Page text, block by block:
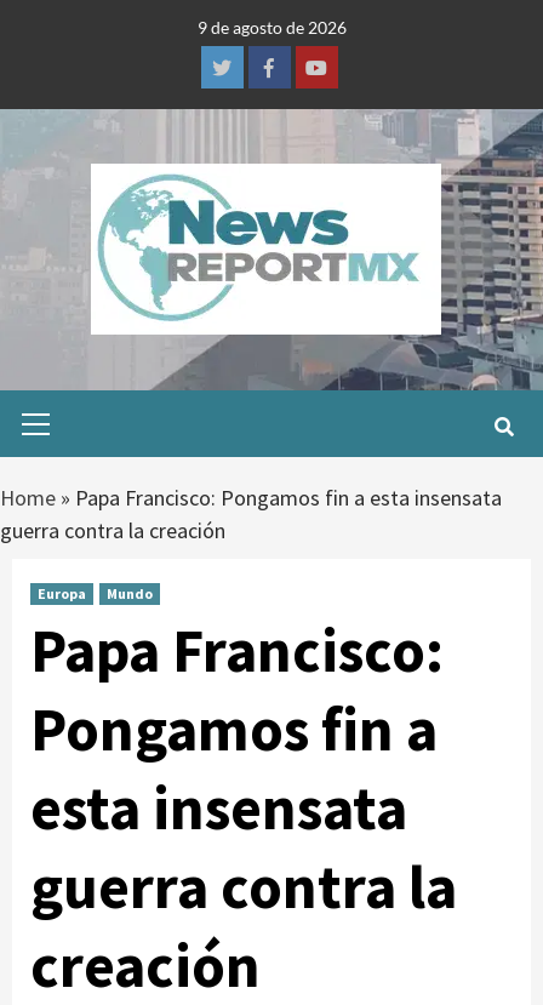
9 de agosto de 2026
TwitterFacebookYoutube
Menu
Home » Papa Francisco: Pongamos fin a esta insensata
guerra contra la creación
Europa Mundo
Papa Francisco:
Pongamos fin a
esta insensata
guerra contra la
creación